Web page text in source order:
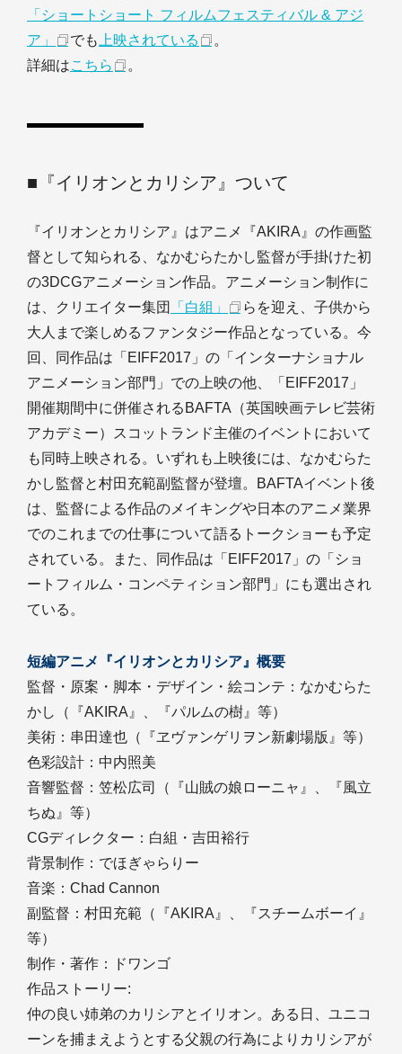
「ショートショート フィルムフェスティバル & アジ
ア」
でも 上映されている
。
詳細はこちら 。
■『イリオンとカリシア』ついて
『イリオンとカリシア』はアニメ『AKIRA』の作画監
督として知られる、なかむらたかし監督が手掛けた初
の3DCGアニメーション作品。アニメーション制作に
は、クリエイター集団
「白組」
らを迎え、子供から
大人まで楽しめるファンタジー作品となっている。今
回、同作品は「EIFF2017」の「インターナショナル
アニメーション部門」での上映の他、「EIFF2017」
開催期間中に併催されるBAFTA（英国映画テレビ芸術
アカデミー）スコットランド主催のイベントにおいて
も同時上映される。いずれも上映後には、なかむらた
かし監督と村田充範副監督が登壇。BAFTAイベント後
は、監督による作品のメイキングや日本のアニメ業界
でのこれまでの仕事について語るトークショーも予定
されている。また、同作品は「EIFF2017」の「ショ
ートフィルム・コンペティション部門」にも選出され
ている。
短編アニメ『イリオンとカリシア』概要
監督・原案・脚本・デザイン・絵コンテ：なかむらた
かし（『AKIRA』、『パルムの樹』等）
美術：串田達也（『ヱヴァンゲリヲン新劇場版』等）
色彩設計：中内照美
音響監督：笠松広司（『山賊の娘ローニャ』、『風立
ちぬ』等）
CGディレクター：白組・吉田裕行
背景制作：でほぎゃらりー
音楽：Chad Cannon
副監督：村田充範（『AKIRA』、『スチームボーイ』
等）
制作・著作：ドワンゴ
作品ストーリー:
仲の良い姉弟のカリシアとイリオン。ある日、ユニコ
ーンを捕まえようとする父親の行為によりカリシアが